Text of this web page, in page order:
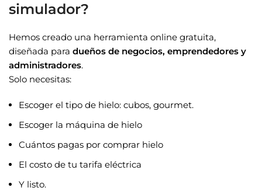
simulador?
Hemos creado una herramienta online gratuita,
diseñada para dueños de negocios, emprendedores y
administradores.
Solo necesitas:
Escoger el tipo de hielo: cubos, gourmet.
Escoger la máquina de hielo
Cuántos pagas por comprar hielo
El costo de tu tarifa eléctrica
Y listo.